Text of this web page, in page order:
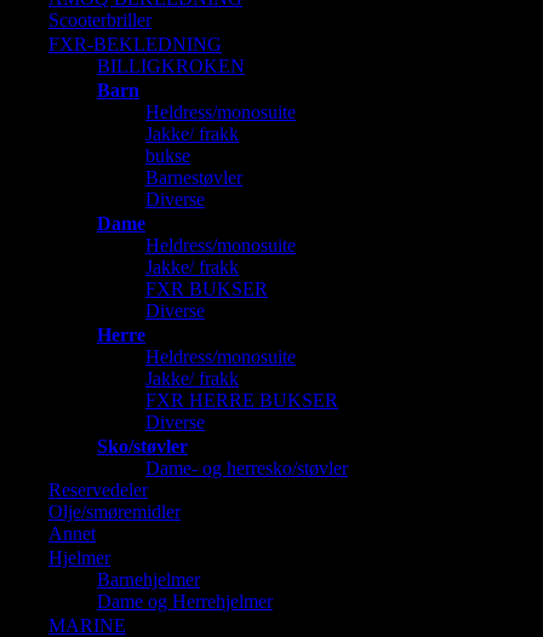
Scooterbriller
FXR-BEKLEDNING
BILLIGKROKEN
Barn
Heldress/monosuite
Jakke/ frakk
bukse
Barnestøvler
Diverse
Dame
Heldress/monosuite
Jakke/ frakk
FXR BUKSER
Diverse
Herre
Heldress/monosuite
Jakke/ frakk
FXR HERRE BUKSER
Diverse
Sko/støvler
Dame- og herresko/støvler
Reservedeler
Olje/smøremidler
Annet
Hjelmer
Barnehjelmer
Dame og Herrehjelmer
MARINE